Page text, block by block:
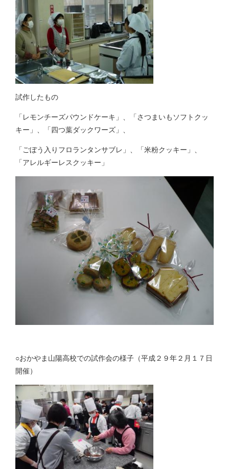
試作したもの
「レモンチーズパウンドケーキ」、「さつまいもソフトクッ
キー」、「四つ葉ダックワーズ」、
「ごぼう入りフロランタンサブレ」、「米粉クッキー」、
「アレルギーレスクッキー」
○おかやま山陽高校での試作会の様子（平成２９年２月１７日
開催）